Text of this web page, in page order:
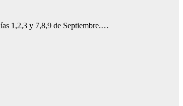
1,2,3 y 7,8,9 de Septiembre.…